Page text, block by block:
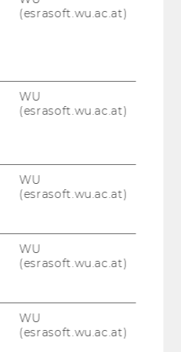
(esrasoft.wu.ac.at)
WU
(esrasoft.wu.ac.at)
WU
(esrasoft.wu.ac.at)
WU
(esrasoft.wu.ac.at)
WU
(esrasoft.wu.ac.at)